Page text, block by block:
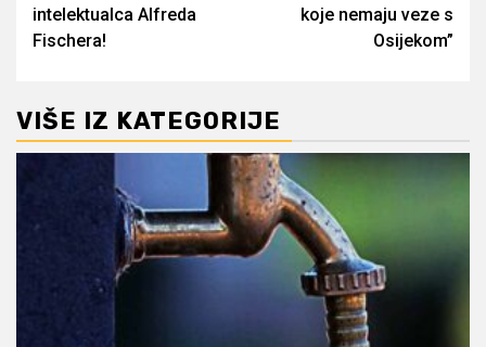
intelektualca Alfreda
Fischera!
koje nemaju veze s
Osijekom”
VIŠE IZ KATEGORIJE